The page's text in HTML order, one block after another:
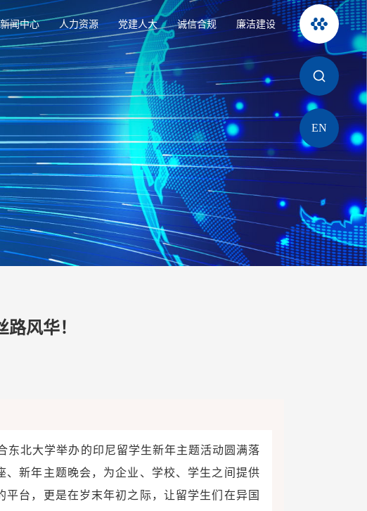
新闻中心 人力资源 党建人大 诚信合规 廉洁建设
EN
风华！
东北大学举办的印尼留学生新年主题活动圆满落
、新年主题晚会，为企业、学校、学生之间提供
台，更是在岁末年初之际，让留学生们在异国